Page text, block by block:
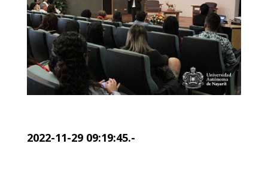
2022-11-29 09:19:45.-